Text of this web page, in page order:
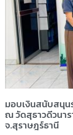
มอบเงินสนับสนุ
ณ วัดสุธาวดีวนา
จ.สุราษฎร์ธานี